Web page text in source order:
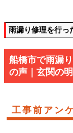
雨漏り修理を行っ
船橋市で雨漏
の声｜玄関の
工事前アン